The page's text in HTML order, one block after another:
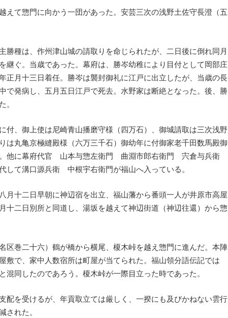
えて惣門に向かう一団があった。安芸三次の浅野土佐守長澄（五
勝種は、作州津山城の請取りを命じられたが、二日後に倒れ同月
継ぐ。当歳であった。幕府は、勝岑幼稚により目付として岡部庄
正月十三日着任。勝岑は襲封御礼に江戸に出立したが、当歳の長
で発病し、五月五日江戸で死去。水野家は断絶となった。後、勝
。
付、御上使は尼崎青山播磨守様（四万石）、御城請取は三次浅野
は丸亀京極縫殿様（六万三千石）御幼年に付御家老千田数馬殿御
。他に幕府代官 山本与惣左衛門 曲淵市郎右衛門 宍倉与兵衛
て溝口源兵衛 中根宇右衛門が福山へ入っている。
月十二日早朝に神辺宿を出立、福山藩から番頭一人が井原市高屋
十二日別所と同道し、湯坂を越えて神辺街道（神辺往還）から惣
区巻二十六）鶴が橋から横尾、榎木峠を越え惣門に進んだ。本陣
敷で、家中人数宿所は町屋が当てられた。福山領分語伝記では
混同したのであろう。榎木峠が一際目立った時であった。
配を受けるが、年貢取立ては厳しく、一揆にも及びかねない雲行
された。